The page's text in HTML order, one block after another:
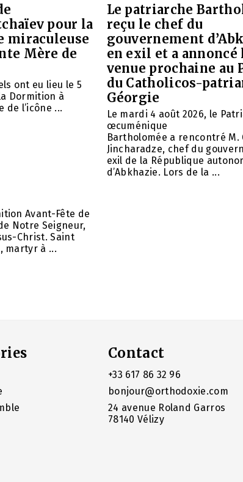
pour la
miraculeuse
Mère de
ont eu lieu le 5
Dormition à
de l’icône ...
Le patriarche
reçu le chef du
gouvernement
en exil et a annoncé
venue prochaine au
du Catholicos-
Géorgie
Le mardi 4 août 2026, le
œcuménique
Bartholomée a rencontré M.
Jincharadze, chef du
exil de la République
d’Abkhazie. Lors de la ...
Avant-Fête de
Notre Seigneur,
Christ. Saint
martyr à ...
Contact
+33 617 86 32 96
bonjour@orthodoxie.com
24 avenue Roland Garros
78140 Vélizy